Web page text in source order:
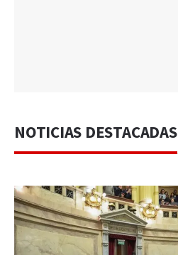
NOTICIAS DESTACADAS